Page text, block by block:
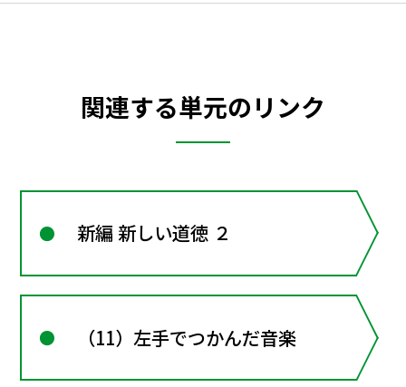
関連する単元のリンク
新編 新しい道徳 ２
（11）左手でつかんだ音楽